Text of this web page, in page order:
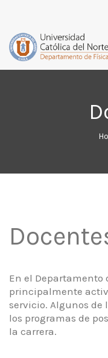
En el Departamento
principalmente
servicio. Algunos de
los programas de
la carrera.